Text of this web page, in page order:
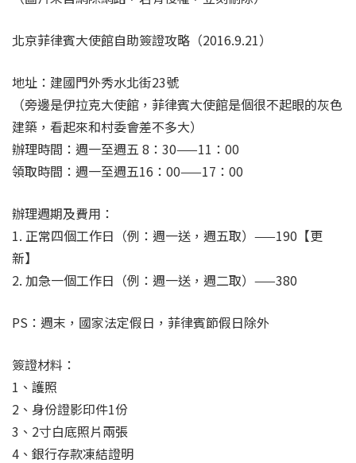
北京菲律賓大使館自助簽證攻略（2016.9.21）
地址：建國門外秀水北街23號
（旁邊是伊拉克大使館，菲律賓大使館是個很不起眼的灰色
建築，看起來和村委會差不多大）
辦理時間：週一至週五 8：30——11：00
領取時間：週一至週五16：00——17：00
辦理週期及費用：
1. 正常四個工作日（例：週一送，週五取）——190【更
新】
2. 加急一個工作日（例：週一送，週二取）——380
PS：週末，國家法定假日，菲律賓節假日除外
簽證材料：
1、護照
2、身份證影印件1份
3、2寸白底照片兩張
4、銀行存款凍結證明